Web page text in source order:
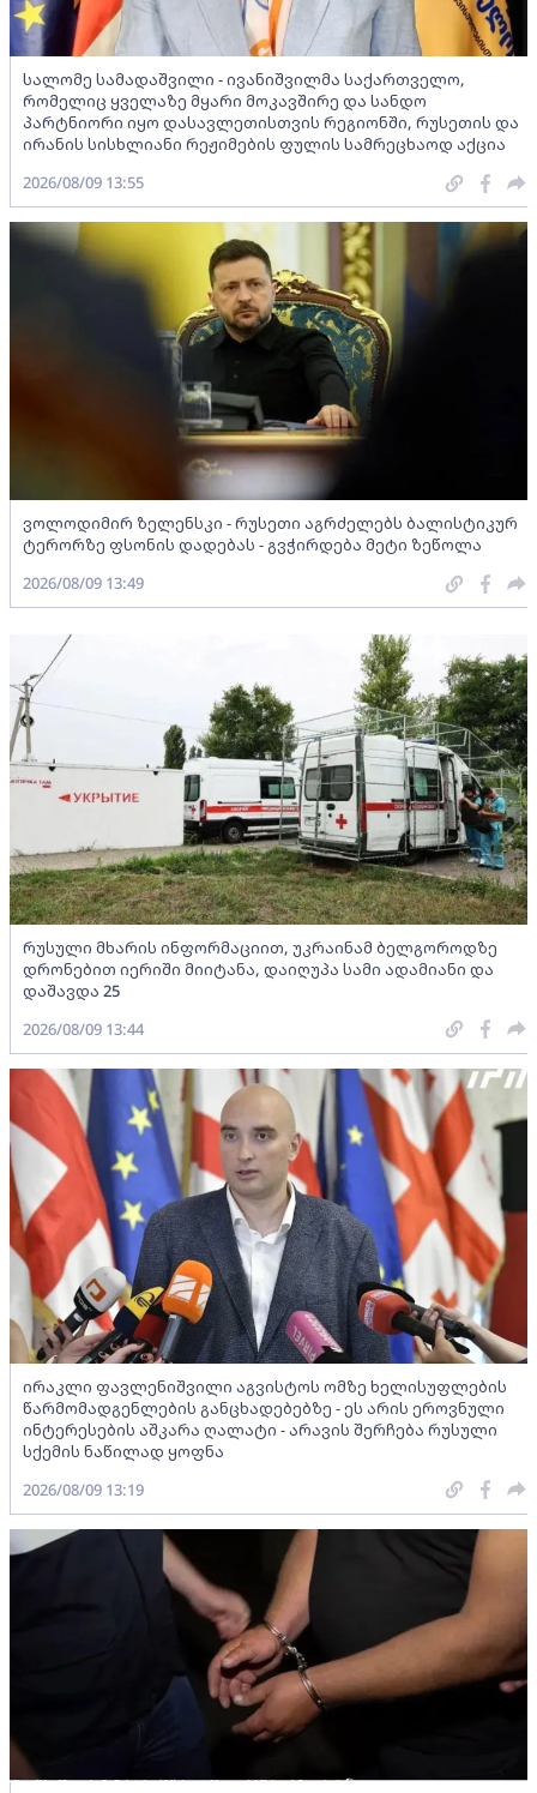
სალომე სამადაშვილი - ივანიშვილმა საქართველო,
რომელიც ყველაზე მყარი მოკავშირე და სანდო
პარტნიორი იყო დასავლეთისთვის რეგიონში, რუსეთის და
ირანის სისხლიანი რეჟიმების ფულის სამრეცხაოდ აქცია
2026/08/09 13:55
ვოლოდიმირ ზელენსკი - რუსეთი აგრძელებს ბალისტიკურ
ტერორზე ფსონის დადებას - გვჭირდება მეტი ზეწოლა
2026/08/09 13:49
რუსული მხარის ინფორმაციით, უკრაინამ ბელგოროდზე
დრონებით იერიში მიიტანა, დაიღუპა სამი ადამიანი და
დაშავდა 25
2026/08/09 13:44
ირაკლი ფავლენიშვილი აგვისტოს ომზე ხელისუფლების
წარმომადგენლების განცხადებებზე - ეს არის ეროვნული
ინტერესების აშკარა ღალატი - არავის შერჩება რუსული
სქემის ნაწილად ყოფნა
2026/08/09 13:19